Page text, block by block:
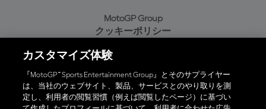
MotoGP Group
クッキーポリシー
プライバシーポリシー
購入ポリシー
カスタマイズ体験
『MotoGP™ Sports Entertainment Group』とそのサプライヤー
は、当社のウェブサイト、製品、サービスとのやり取りを測
定し、利用者の閲覧習慣（例えば閲覧したページ）に基づい